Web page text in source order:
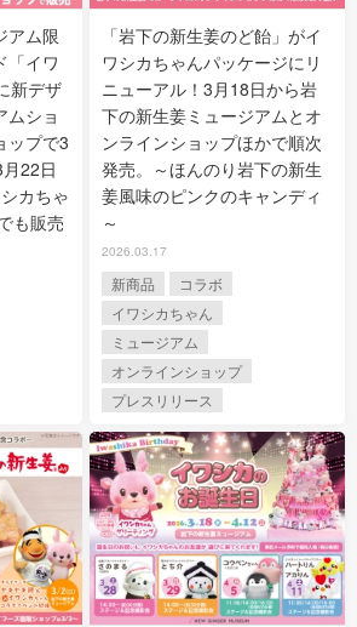
アム限
「イワ
新デザ
ムショ
ップで3
22日
カちゃ
も販売
「岩下の新生姜のど飴」がイ
ワシカちゃんパッケージにリ
ニューアル！3月18日から岩
下の新生姜ミュージアムとオ
ンラインショップほかで順次
発売。～ほんのり岩下の新生
姜風味のピンクのキャンディ
～
2026.03.17
新商品
コラボ
イワシカちゃん
ミュージアム
オンラインショップ
プレスリリース